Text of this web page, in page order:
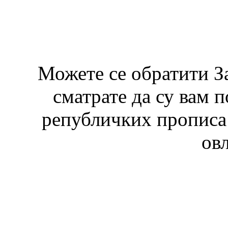
Можете се обратити
сматрате да су вам
републичких